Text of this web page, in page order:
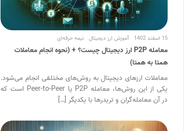
15 اسفند 1402 آموزش ارز دیجیتال نیمه حرفه‌ای
معامله P2P ارز دیجیتال چیست؟ + (نحوه انجام معاملات
همتا به‌ همتا)
معاملات ارزهای دیجیتال به روش‌های مختلفی انجام می‌شود.
یکی از این روش‌ها، معامله P2P یا Peer-to-Peer است که
در آن معامله‌گران و تریدرها با یکدیگر […]